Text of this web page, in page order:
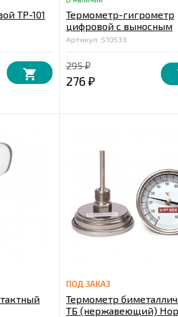
ТР-101
Термометр-гигрометр
цифровой с выносным
датчиком
Артикул: S10533
295₽
276 ₽
ПОД ЗАКАЗ
Термометр
ТБ (нержавеющий)